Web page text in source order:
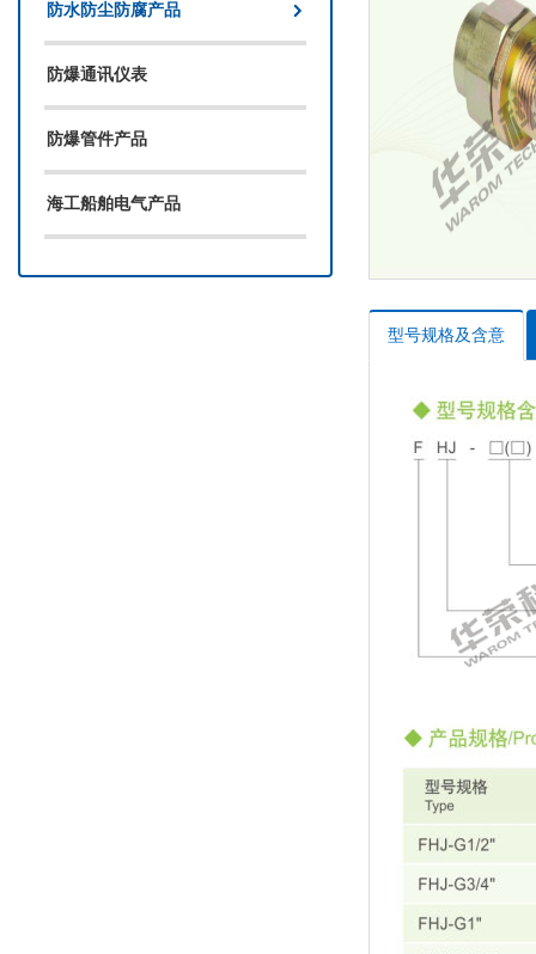
防水防尘防腐产品
防爆通讯仪表
防爆管件产品
海工船舶电气产品
型号规格及含意